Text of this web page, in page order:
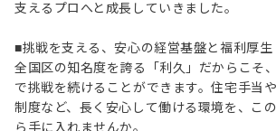
支えるプロへと成長していきました。
■挑戦を支える、安心の経営基盤と福利厚生
全国区の知名度を誇る「利久」だからこそ
で挑戦を続けることができます。住宅手当
制度など、長く安心して働ける環境を、こ
ら手に入れませんか。